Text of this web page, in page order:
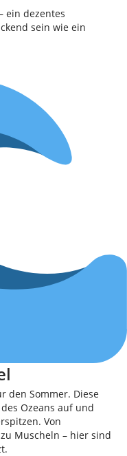
ein dezentes
sein wie ein
den Sommer. Diese
Ozeans auf und
Von
Muscheln – hier sind